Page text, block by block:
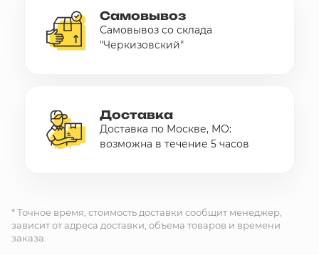
Самовывоз
Самовывоз со склада
"Черкизовский"
Доставка
Доставка по Москве, МО:
возможна в течение 5 часов
* Точное время, стоимость доставки сообщит менеджер,
зависит от адреса доставки, объема товаров и времени
заказа.